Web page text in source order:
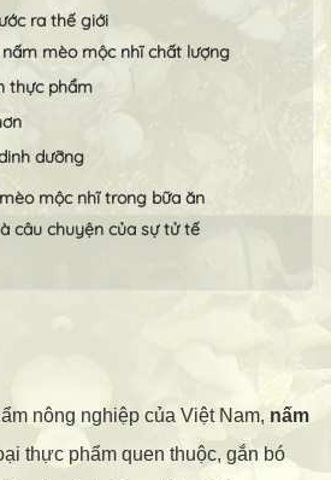
ra thế giới
mèo mộc nhĩ chất lượng
thực phẩm
dưỡng
mộc nhĩ trong bữa ăn
câu chuyện của sự tử tế
nông nghiệp của Việt Nam, nấm
thực phẩm quen thuộc, gắn bó